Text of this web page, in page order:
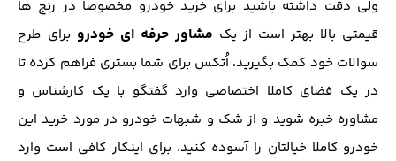
ولی دقت داشته باشید برای خرید خودرو مخصوصا در رنج ها
قیمتی بالا بهتر است از یک مشاور حرفه ای خودرو برای طرح
سوالات خود کمک بگیرید، اُتکس برای شما بستری فراهم کرده تا
در یک فضای کاملا اختصاصی وارد گفتگو با یک کارشناس و
مشاوره خبره شوید و از شک و شبهات خودرو در مورد خرید این
خودرو کاملا خیالتان را آسوده کنید. برای اینکار کافی است وارد